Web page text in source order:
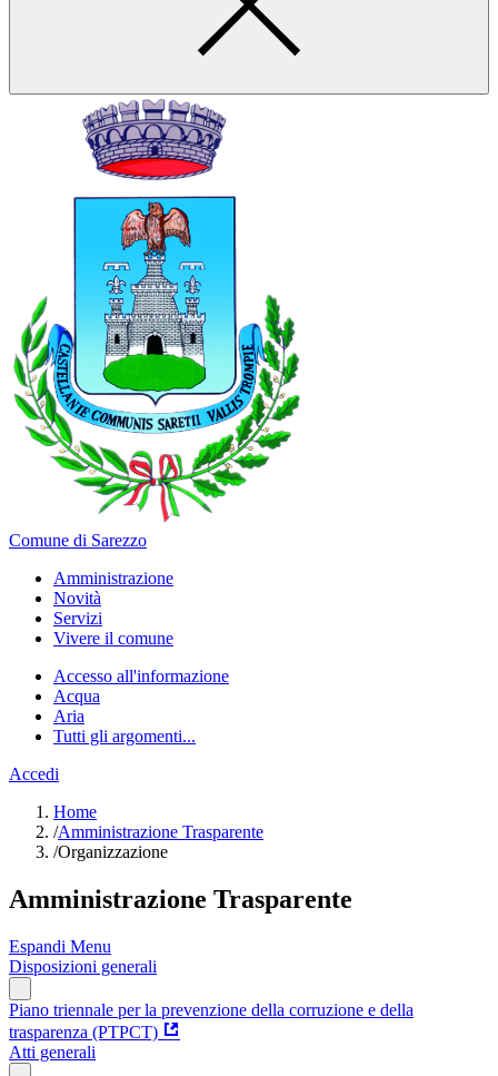
Comune di Sarezzo
Amministrazione
Novità
Servizi
Vivere il comune
Accesso all'informazione
Acqua
Aria
Tutti gli argomenti...
Accedi
Home
/Amministrazione Trasparente
/Organizzazione
Amministrazione Trasparente
Espandi Menu
Disposizioni generali
Piano triennale per la prevenzione della corruzione e della
trasparenza (PTPCT)
Atti generali